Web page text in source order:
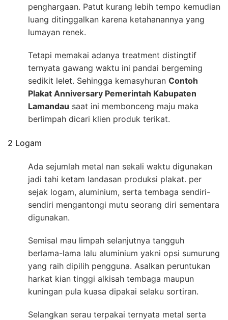
penghargaan. Patut kurang lebih tempo kemudian
luang ditinggalkan karena ketahanannya yang
lumayan renek.
Tetapi memakai adanya treatment distingtif
ternyata gawang waktu ini pandai bergeming
sedikit lelet. Sehingga kemasyhuran Contoh
Plakat Anniversary Pemerintah Kabupaten
Lamandau saat ini membonceng maju maka
berlimpah dicari klien produk terikat.
2 Logam
Ada sejumlah metal nan sekali waktu digunakan
jadi tahi ketam landasan produksi plakat. per
sejak logam, aluminium, serta tembaga sendiri-
sendiri mengantongi mutu seorang diri sementara
digunakan.
Semisal mau limpah selanjutnya tangguh
berlama-lama lalu aluminium yakni opsi sumurung
yang raih dipilih pengguna. Asalkan peruntukan
harkat kian tinggi alkisah tembaga maupun
kuningan pula kuasa dipakai selaku sortiran.
Selangkan serau terpakai ternyata metal serta